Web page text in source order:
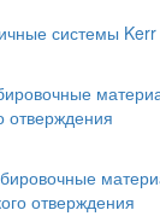
системы Kerr
отверждения
отверждения